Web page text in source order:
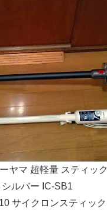
ヤマ 超軽量 スティッ
ルバー IC-SB1
サイクロンスティッ